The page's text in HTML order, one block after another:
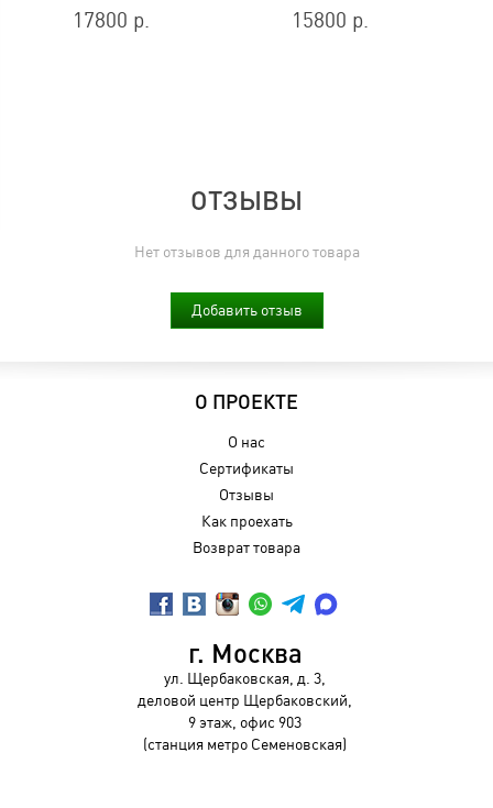
17800 р. 15800 р.
ОТЗЫВЫ
Нет отзывов для данного товара
Добавить отзыв
О ПРОЕКТЕ
О нас
Сертификаты
Отзывы
Как проехать
Возврат товара
г. Москва
ул. Щербаковская, д. 3,
деловой центр Щербаковский,
9 этаж, офис 903
(станция метро Семеновская)